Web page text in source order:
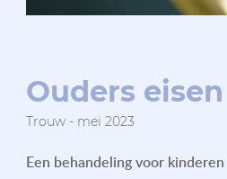
Ouders
Trouw - mei 2023
Een behandeling voor